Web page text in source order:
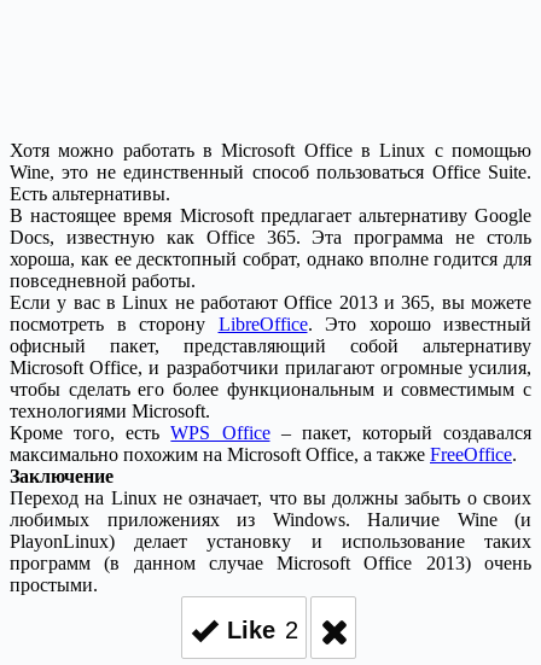
Хотя можно работать в Microsoft Office в Linux с помощью
Wine, это не единственный способ пользоваться Office Suite.
Есть альтернативы.
В настоящее время Microsoft предлагает альтернативу Google
Docs, известную как Office 365. Эта программа не столь
хороша, как ее десктопный собрат, однако вполне годится для
повседневной работы.
Если у вас в Linux не работают Office 2013 и 365, вы можете
посмотреть в сторону LibreOffice. Это хорошо известный
офисный пакет, представляющий собой альтернативу
Microsoft Office, и разработчики прилагают огромные усилия,
чтобы сделать его более функциональным и совместимым с
технологиями Microsoft.
Кроме того, естьWPS Office– пакет, который создавался
максимально похожим на Microsoft Office, а также FreeOffice.
Заключение
Переход на Linux не означает, что вы должны забыть о своих
любимых приложениях из Windows. Наличие Wine (и
PlayonLinux) делает установку и использование таких
программ (в данном случае Microsoft Office 2013) очень
простыми.
Like 2